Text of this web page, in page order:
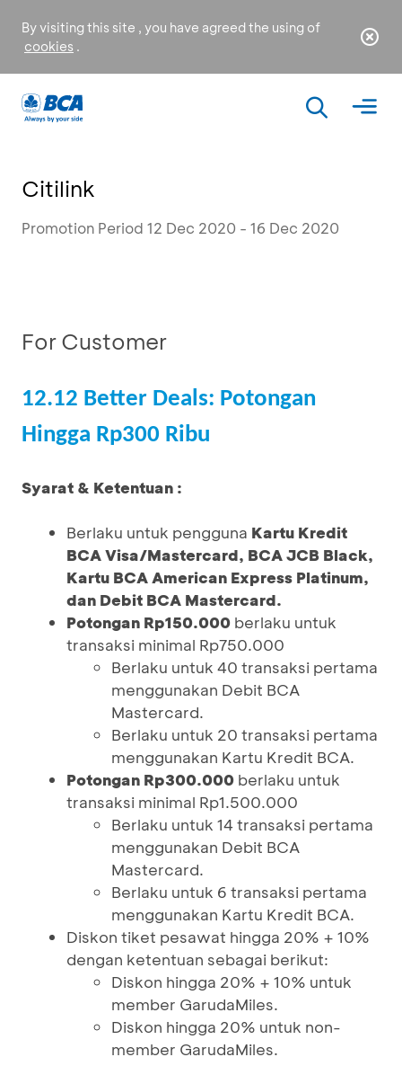
By visiting this site , you have agreed the using of
cookies .
Citilink
Promotion Period 12 Dec 2020 - 16 Dec 2020
For Customer
12.12 Better Deals: Potongan
Hingga Rp300 Ribu
Syarat & Ketentuan :
Berlaku untuk pengguna Kartu Kredit
BCA Visa/Mastercard, BCA JCB Black,
Kartu BCA American Express Platinum,
dan Debit BCA Mastercard.
Potongan Rp150.000 berlaku untuk
transaksi minimal Rp750.000
Berlaku untuk 40 transaksi pertama
menggunakan Debit BCA
Mastercard.
Berlaku untuk 20 transaksi pertama
menggunakan Kartu Kredit BCA.
Potongan Rp300.000 berlaku untuk
transaksi minimal Rp1.500.000
Berlaku untuk 14 transaksi pertama
menggunakan Debit BCA
Mastercard.
Berlaku untuk 6 transaksi pertama
menggunakan Kartu Kredit BCA.
Diskon tiket pesawat hingga 20% + 10%
dengan ketentuan sebagai berikut:
Diskon hingga 20% + 10% untuk
member GarudaMiles.
Diskon hingga 20% untuk non-
member GarudaMiles.